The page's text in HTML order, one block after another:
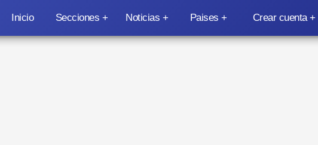
Inicio Secciones Noticias Paises Crear cuenta